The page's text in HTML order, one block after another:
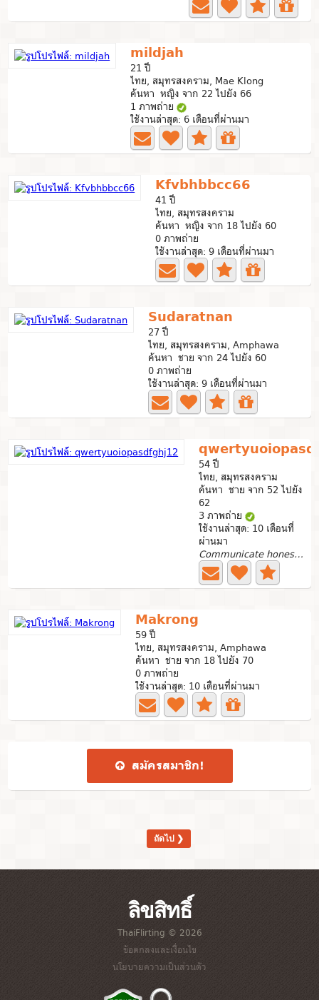
mildjah
21 ปี
ไทย, สมุทรสงคราม, Mae Klong
ค้นหา หญิง จาก 22 ไปยัง 66
1 ภาพถ่าย
ใช้งานล่าสุด: 6 เดือนที่ผ่านมา
Kfvbhbbcc66
41 ปี
ไทย, สมุทรสงคราม
ค้นหา หญิง จาก 18 ไปยัง 60
0 ภาพถ่าย
ใช้งานล่าสุด: 9 เดือนที่ผ่านมา
Sudaratnan
27 ปี
ไทย, สมุทรสงคราม, Amphawa
ค้นหา ชาย จาก 24 ไปยัง 60
0 ภาพถ่าย
ใช้งานล่าสุด: 9 เดือนที่ผ่านมา
54 ปี
ไทย, สมุทรสงคราม
ค้นหา ชาย จาก 52 ไปยัง
62
3 ภาพถ่าย
ใช้งานล่าสุด: 10 เดือนที่
ผ่านมา
Communicate honestly with each other if you want t
Makrong
59 ปี
ไทย, สมุทรสงคราม, Amphawa
ค้นหา ชาย จาก 18 ไปยัง 70
0 ภาพถ่าย
ใช้งานล่าสุด: 10 เดือนที่ผ่านมา
สมัคร​สมาชิก​!
ถัดไป ❯
ลิขสิทธิ์
ThaiFlirting © 2026
ข้อตกลงและเงื่อนไข
นโยบายความเป็นส่วนตัว